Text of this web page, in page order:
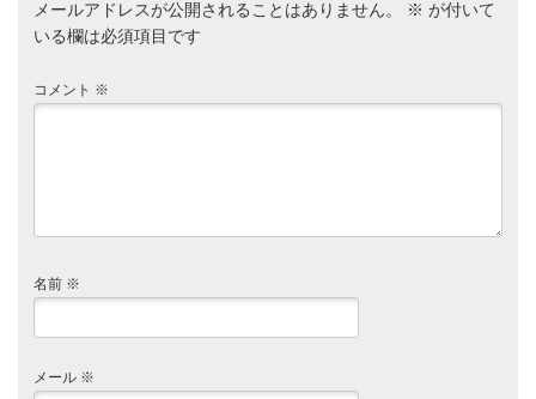
メールアドレスが公開されることはありません。 ※ が付いて
いる欄は必須項目です
コメント ※
名前 ※
メール ※